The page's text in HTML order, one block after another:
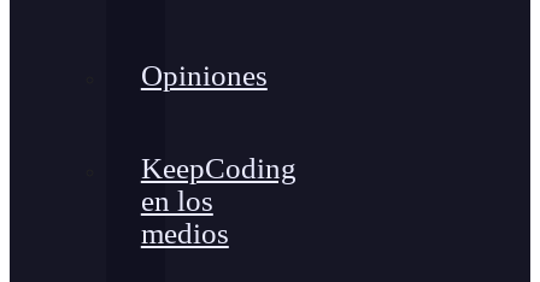
Opiniones
KeepCoding
en los
medios